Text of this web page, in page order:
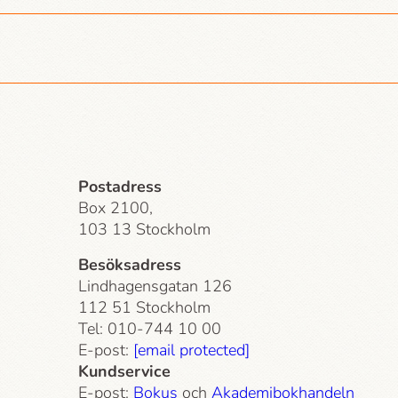
Postadress
Box 2100,
103 13 Stockholm
Besöksadress
Lindhagensgatan 126
112 51 Stockholm
Tel: 010-744 10 00
E-post: [email protected]
Kundservice
E-post: Bokus och Akademi­bokhandeln